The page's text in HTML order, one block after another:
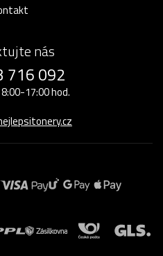
nás
716 092
17:00 hod.